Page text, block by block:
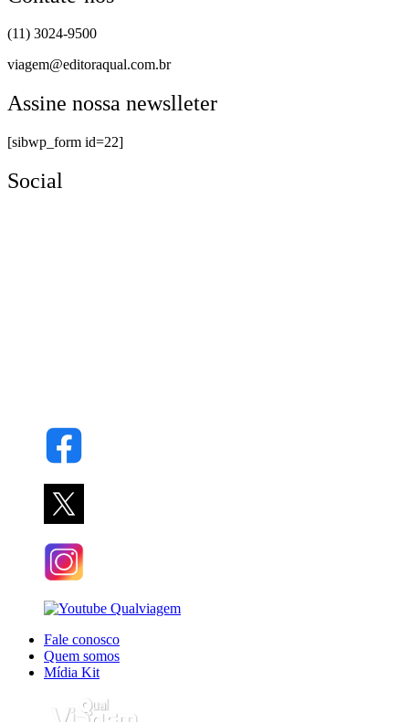
(11) 3024-9500
viagem@editoraqual.com.br
Assine nossa newslleter
[sibwp_form id=22]
Social
Fale conosco
Quem somos
Mídia Kit